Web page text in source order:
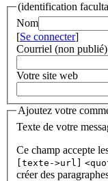
(identification
Nom
[Se connecter]
Courriel (non publié)
Votre site web
Ajoutez votre
Texte de votre
Ce champ accepte
[texte->url]
créer des